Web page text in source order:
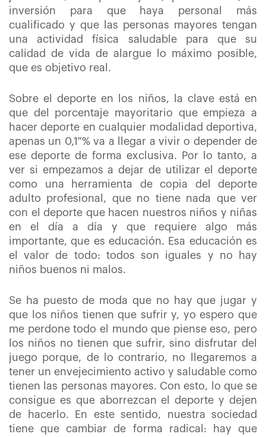
inversión para que haya personal más
cualificado y que las personas mayores tengan
una actividad física saludable para que su
calidad de vida de alargue lo máximo posible,
que es objetivo real.
Sobre el deporte en los niños, la clave está en
que del porcentaje mayoritario que empieza a
hacer deporte en cualquier modalidad deportiva,
apenas un 0,1 % va a llegar a vivir o depender de
ese deporte de forma exclusiva. Por lo tanto, a
ver si empezamos a dejar de utilizar el deporte
como una herramienta de copia del deporte
adulto profesional, que no tiene nada que ver
con el deporte que hacen nuestros niños y niñas
en el día a día y que requiere algo más
importante, que es educación. Esa educación es
el valor de todo: todos son iguales y no hay
niños buenos ni malos.
Se ha puesto de moda que no hay que jugar y
que los niños tienen que sufrir y, yo espero que
me perdone todo el mundo que piense eso, pero
los niños no tienen que sufrir, sino disfrutar del
juego porque, de lo contrario, no llegaremos a
tener un envejecimiento activo y saludable como
tienen las personas mayores. Con esto, lo que se
consigue es que aborrezcan el deporte y dejen
de hacerlo. En este sentido, nuestra sociedad
tiene que cambiar de forma radical: hay que